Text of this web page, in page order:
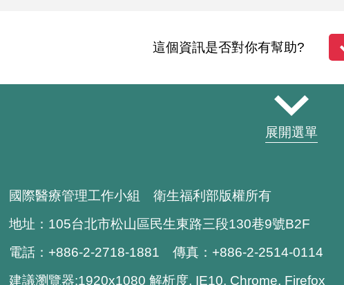
這個資訊是否對你有幫助?
展開選單
國際醫療管理工作小組 衛生福利部版權所有
地址：105台北市松山區民生東路三段130巷9號B2F
電話：+886-2-2718-1881 傳真：+886-2-2514-0114
建議瀏覽器:1920x1080 解析度, IE10, Chrome, Firefox